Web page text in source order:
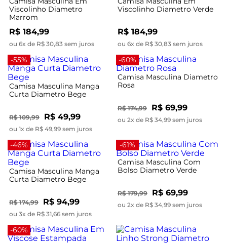
Viscolinho Diametro
Marrom
R$ 184,99
ou 6x de R$ 30,83 sem juros
Viscolinho Diametro Verde
R$ 184,99
ou 6x de R$ 30,83 sem juros
-55%
Camisa Masculina Manga
Curta Diametro Bege
R$ 109,99 R$ 49,99
ou 1x de R$ 49,99 sem juros
-60%
Camisa Masculina Diametro
Rosa
R$ 174,99 R$ 69,99
ou 2x de R$ 34,99 sem juros
-46%
Camisa Masculina Manga
Curta Diametro Bege
R$ 174,99 R$ 94,99
ou 3x de R$ 31,66 sem juros
-61%
Camisa Masculina Com
Bolso Diametro Verde
R$ 179,99 R$ 69,99
ou 2x de R$ 34,99 sem juros
-60%